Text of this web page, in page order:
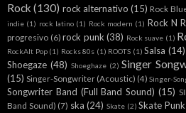
Rock (130) rock alternativo (15) Rock
indie (1) rock latino (1) Rock modern (1) Rock N
progresivo (6) rock punk (38) Rock suave (1)
RockAlt Pop (1) Rocks 80s (1) ROOTS (1) Salsa (14)
Shoegaze (48) Shoeghaze (2) Singer
(15) Singer-Songwriter (Acoustic) (4) Singer-
Songwriter Band (Full Band Sound) (15)
Band Sound) (7) ska (24) Skate (2) Skate Punk